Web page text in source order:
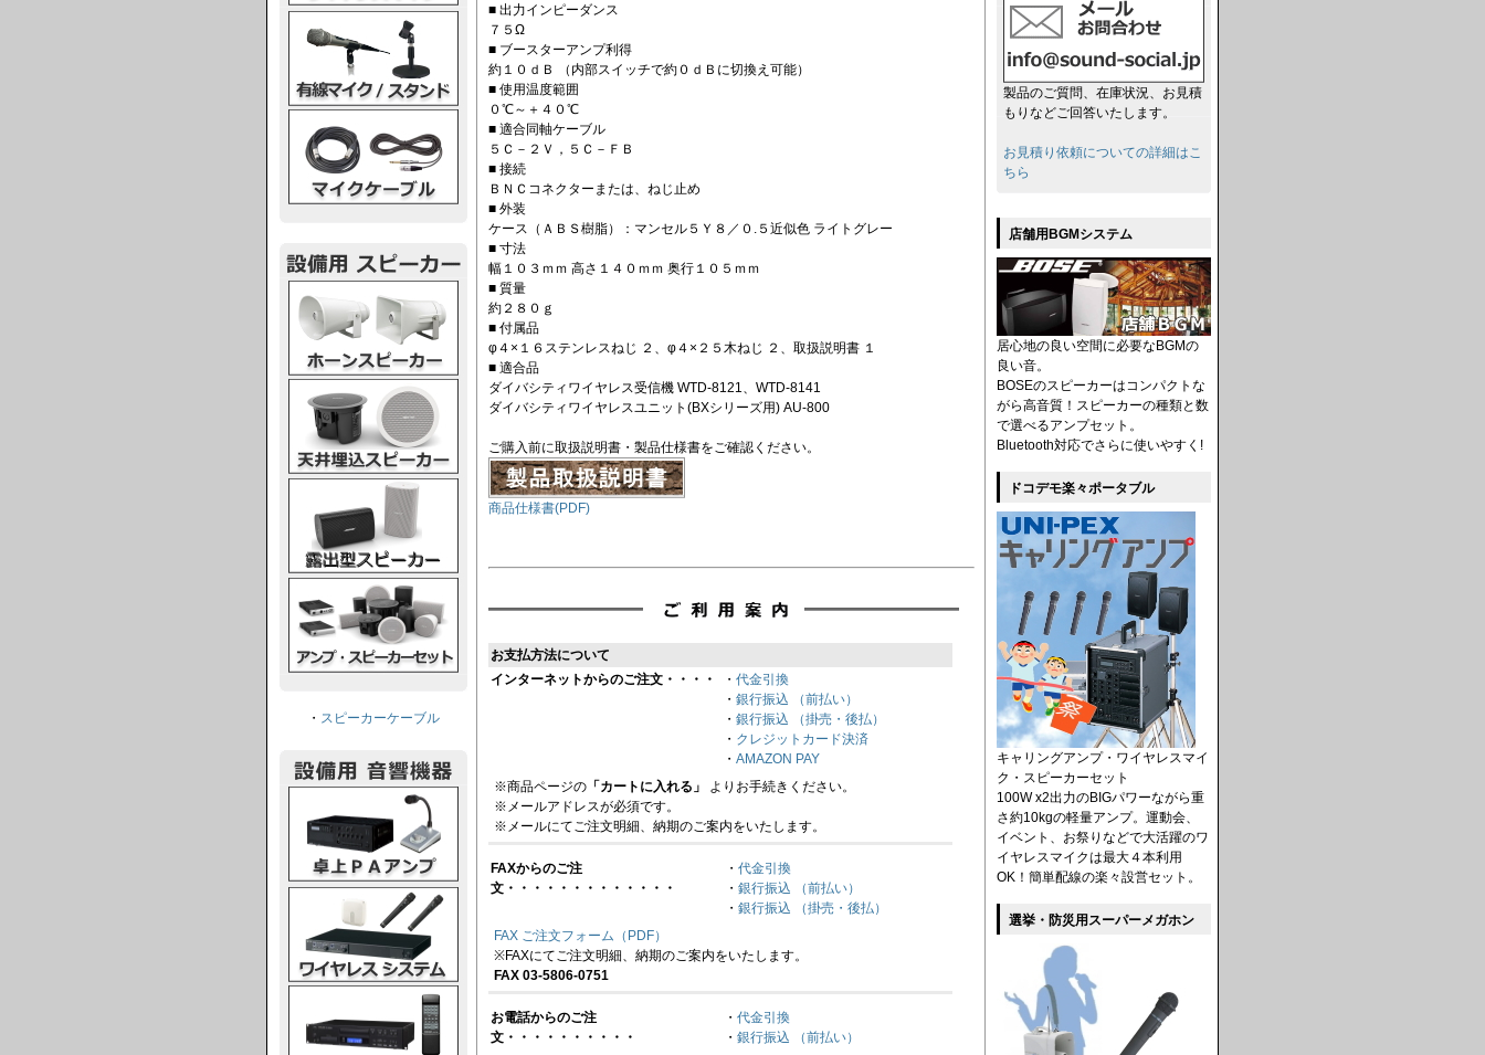
■ 出力インピーダンス
７５Ω
■ ブースターアンプ利得
約１０ｄＢ （内部スイッチで約０ｄＢに切換え可能）
■ 使用温度範囲
０℃～＋４０℃
■ 適合同軸ケーブル
５Ｃ－２Ｖ，５Ｃ－ＦＢ
■ 接続
ＢＮＣコネクターまたは、ねじ止め
■ 外装
ケース（ＡＢＳ樹脂）：マンセル５Ｙ８／０.５近似色 ライトグレー
■ 寸法
幅１０３ｍｍ 高さ１４０ｍｍ 奥行１０５ｍｍ
■ 質量
約２８０ｇ
■ 付属品
φ４×１６ステンレスねじ ２、φ４×２５木ねじ ２、取扱説明書 １
■ 適合品
ダイバシティワイヤレス受信機 WTD-8121、WTD-8141
ダイバシティワイヤレスユニット(BXシリーズ用) AU-800
ご購入前に取扱説明書・製品仕様書をご確認ください。
商品仕様書(PDF)
お支払方法について
インターネットからのご注文・・・・
・ 代金引換
・ 銀行振込 （前払い）
・ 銀行振込 （掛売・後払）
・ クレジットカード決済
・ AMAZON PAY
※商品ページの 「カートに入れる」
よりお手続きください。
※メールアドレスが必須です。
※メールにてご注文明細、納期のご案内をいたします。
FAXからのご注
文・・・・・・・・・・・・・
・ 代金引換
・ 銀行振込 （前払い）
・ 銀行振込 （掛売・後払）
FAX ご注文フォーム（PDF）
※FAXにてご注文明細、納期のご案内をいたします。
FAX 03-5806-0751
お電話からのご注
文・・・・・・・・・・
・ 代金引換
・ 銀行振込 （前払い）
・ スピーカーケーブル
製品のご質問、在庫状況、お見積
もりなどご回答いたします。
お見積り依頼についての詳細はこ
ちら
店舗用BGMシステム
居心地の良い空間に必要なBGMの
良い音。
BOSEのスピーカーはコンパクトな
がら高音質！スピーカーの種類と数
で選べるアンプセット。
Bluetooth対応でさらに使いやすく!
ドコデモ楽々ポータブル
キャリングアンプ・ワイヤレスマイ
ク・スピーカーセット
100W x2出力のBIGパワーながら重
さ約10kgの軽量アンプ。運動会、
イベント、お祭りなどで大活躍のワ
イヤレスマイクは最大４本利用
OK！簡単配線の楽々設営セット。
選挙・防災用スーパーメガホン